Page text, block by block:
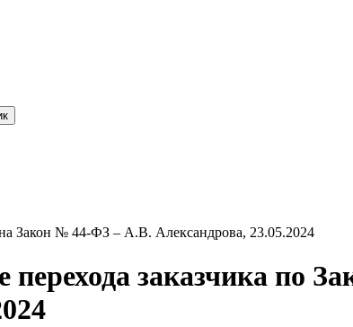
Закон № 44-ФЗ – А.В. Александрова, 23.05.2024
заказчика по